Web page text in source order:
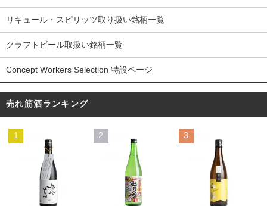
リキュール・スピリッツ取り扱い銘柄一覧
クラフトビール取扱い銘柄一覧
Concept Workers Selection 特設ページ
売れ筋酒ランキング
1 2 3